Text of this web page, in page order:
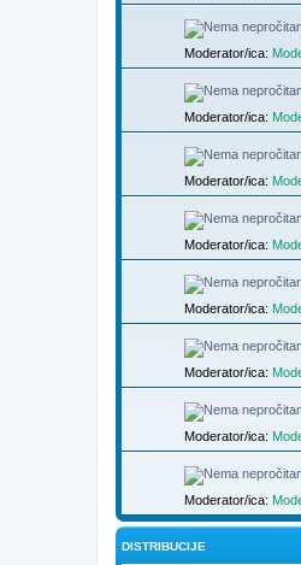
Moderator/ica:
Moderator/ica:
Moderator/ica:
Moderator/ica:
Moderator/ica:
Moderator/ica:
Moderator/ica:
Moderator/ica:
DISTRIBUCIJE